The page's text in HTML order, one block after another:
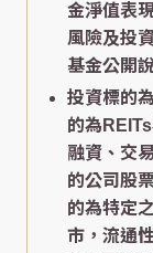
金淨值表
風險及投
基金公開
投資標的
的為
融資、交
的公司股
的為特定
市，流通